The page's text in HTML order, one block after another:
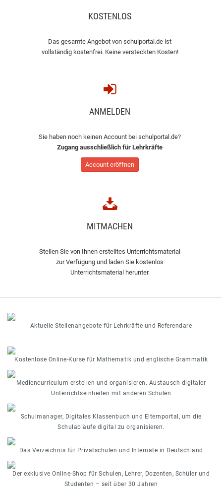
KOSTENLOS
Das gesamte Angebot von schulportal.de ist
vollständig kostenfrei. Keine versteckten Kosten!
ANMELDEN
Sie haben noch keinen Account bei schulportal.de?
Zugang ausschließlich für Lehrkräfte
Account eröffnen
MITMACHEN
Stellen Sie von Ihnen erstelltes Unterrichtsmaterial
zur Verfügung und laden Sie kostenlos
Unterrichtsmaterial herunter.
Aktuelle Stellenangebote für Lehrkräfte und Referendare
Kostenlose Online-Kurse für Mathematik und englische Grammatik
Mediencurriculum erstellen und organisieren. Austausch digitaler
Unterrichtseinheiten mit anderen Schulen
Schulmanager, Digitales Klassenbuch und Elternportal, um die
Schulabläufe digital zu organisieren.
Das Verzeichnis für Privatschulen und Internate in Deutschland
Der exklusive Online-Shop für Schulen, Lehrer, Dozenten, Schüler und
Studenten – seit über 30 Jahren